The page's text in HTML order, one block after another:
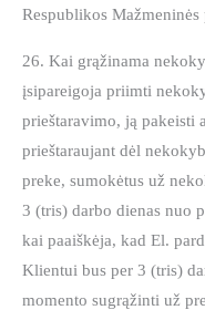
Respublikos
26. Kai grąžinama
įsipareigoja priimti
prieštaravimo, ją pakeisti
prieštaraujant dėl
preke, sumokėtus už
3 (tris) darbo dienas nuo
kai paaiškėja, kad El.
Klientui bus per 3 (tris)
momento sugrąžinti už